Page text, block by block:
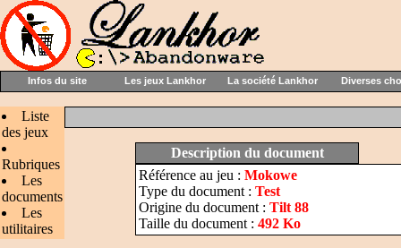
Infos du site Les jeux Lankhor La société Lankhor Diverses
Liste
des jeux
Rubriques
Les
documents
Les
utilitaires
Description du document
Référence au jeu : Mokowe
Type du document : Test
Origine du document : Tilt 88
Taille du document : 492 Ko